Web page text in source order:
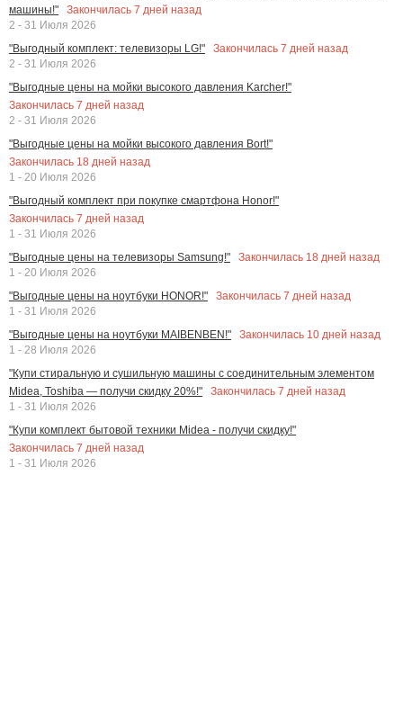
машины!"
Закончилась 7 дней назад
2 - 31 Июля 2026
"Выгодный комплект: телевизоры LG!"
Закончилась 7 дней назад
2 - 31 Июля 2026
"Выгодные цены на мойки высокого давления Karcher!"
Закончилась 7 дней назад
2 - 31 Июля 2026
"Выгодные цены на мойки высокого давления Bort!"
Закончилась 18 дней назад
1 - 20 Июля 2026
"Выгодный комплект при покупке смартфона Honor!"
Закончилась 7 дней назад
1 - 31 Июля 2026
"Выгодные цены на телевизоры Samsung!"
Закончилась 18 дней назад
1 - 20 Июля 2026
"Выгодные цены на ноутбуки HONOR!"
Закончилась 7 дней назад
1 - 31 Июля 2026
"Выгодные цены на ноутбуки MAIBENBEN!"
Закончилась 10 дней назад
1 - 28 Июля 2026
"Купи стиральную и сушильную машины с соединительным элементом
Midea, Toshiba — получи скидку 20%!"
Закончилась 7 дней назад
1 - 31 Июля 2026
"Купи комплект бытовой техники Midea - получи скидку!"
Закончилась 7 дней назад
1 - 31 Июля 2026